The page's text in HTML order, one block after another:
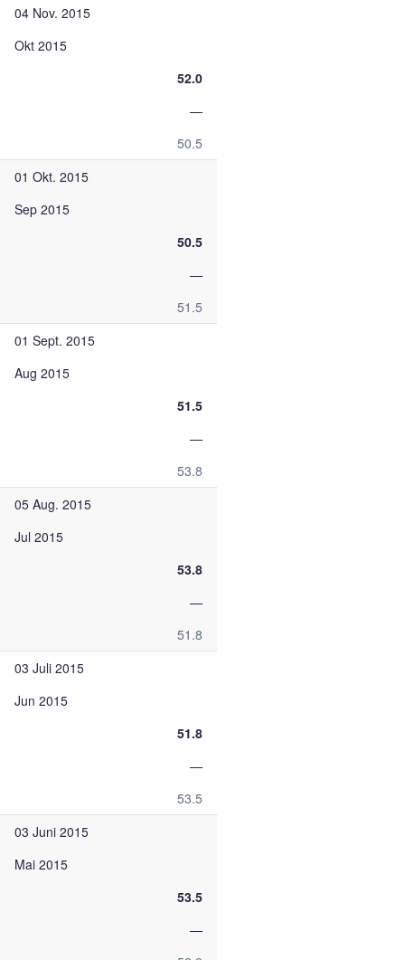
04 Nov. 2015
Okt 2015
52.0
—
50.5
01 Okt. 2015
Sep 2015
50.5
—
51.5
01 Sept. 2015
Aug 2015
51.5
—
53.8
05 Aug. 2015
Jul 2015
53.8
—
51.8
03 Juli 2015
Jun 2015
51.8
—
53.5
03 Juni 2015
Mai 2015
53.5
—